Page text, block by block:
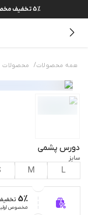
5% تخفیف
همه محصولات/ محصولات
دورس پشمی
سایز
L
M
5%
مخصوص